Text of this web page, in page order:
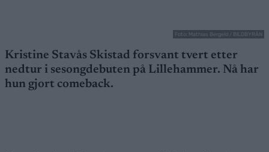
Foto: Mathias Bergeld / BILDBYRÅN
Kristine Stavås Skistad forsvant tvert etter
nedtur i sesongdebuten på Lillehammer. Nå har
hun gjort comeback.